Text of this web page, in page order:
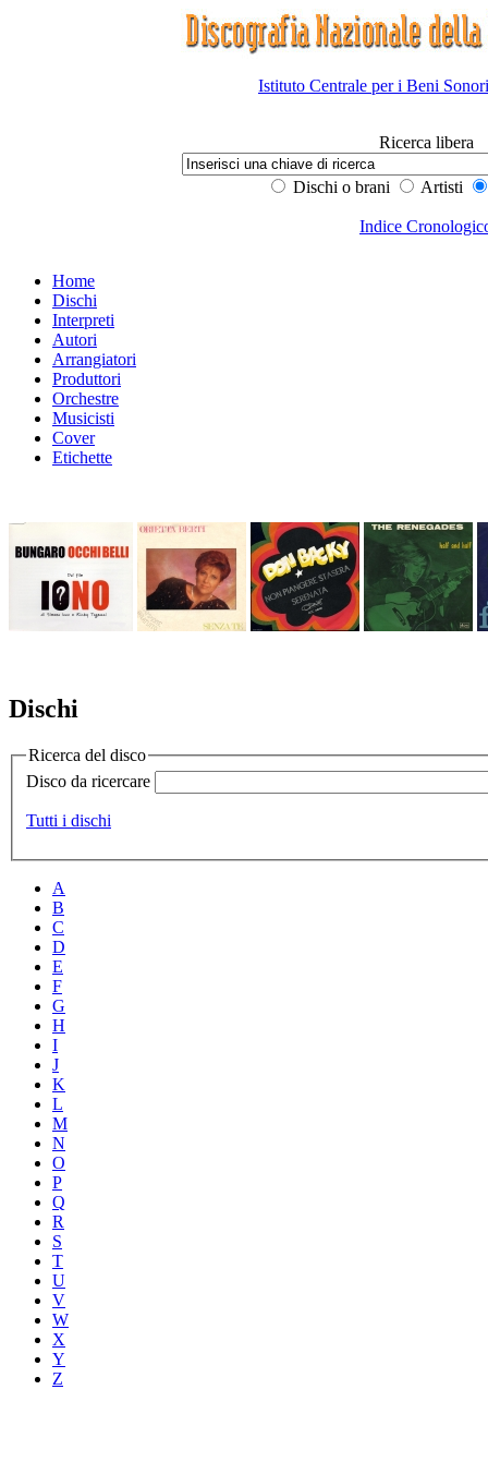
Istituto Centrale per i Beni
Ricerca libera
Dischi o brani Artisti
Indice
Home
Dischi
Interpreti
Autori
Arrangiatori
Produttori
Orchestre
Musicisti
Cover
Etichette
Dischi
Ricerca del disco
Disco da ricercare
Tutti i dischi
A
B
C
D
E
F
G
H
I
J
K
L
M
N
O
P
Q
R
S
T
U
V
W
X
Y
Z